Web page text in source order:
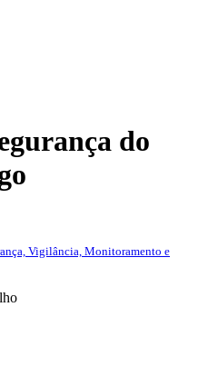
do
Vigilância, Monitoramento e